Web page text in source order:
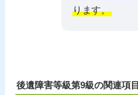
ります。
後遺障害等級第9級の関連項目